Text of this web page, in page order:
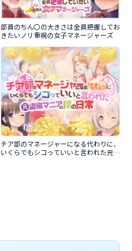
部員のちん〇の大きさは全員把握してお
きたいノリ重視の女子マネージャーズ
チア部のマネージャーになる代わりに、
いくらでもシコっていいと言われた元盗